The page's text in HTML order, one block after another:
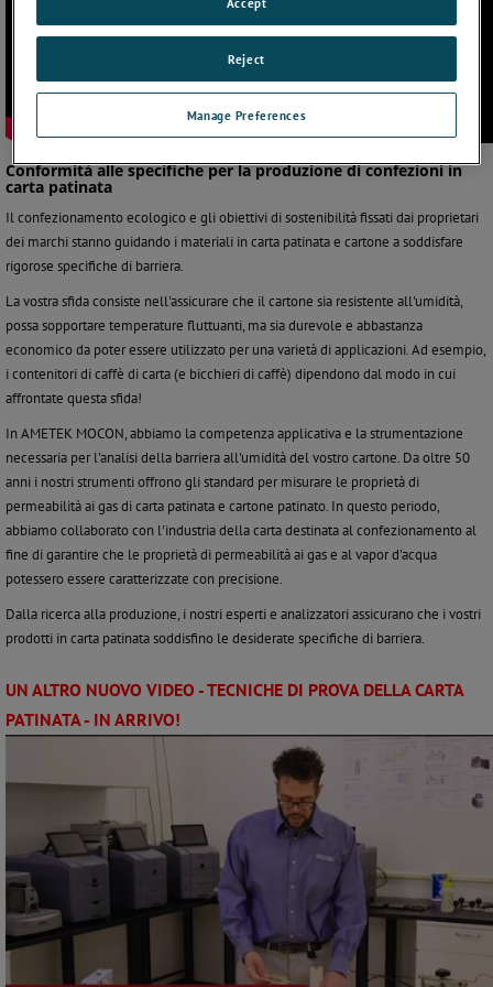
Conformità alle specifiche per la produzione di confezioni in
carta patinata
Il confezionamento ecologico e gli obiettivi di sostenibilità fissati dai proprietari
dei marchi stanno guidando i materiali in carta patinata e cartone a soddisfare
rigorose specifiche di barriera.
La vostra sfida consiste nell'assicurare che il cartone sia resistente all'umidità,
possa sopportare temperature fluttuanti, ma sia durevole e abbastanza
economico da poter essere utilizzato per una varietà di applicazioni. Ad esempio,
i contenitori di caffè di carta (e bicchieri di caffè) dipendono dal modo in cui
affrontate questa sfida!
In AMETEK MOCON, abbiamo la competenza applicativa e la strumentazione
necessaria per l'analisi della barriera all'umidità del vostro cartone. Da oltre 50
anni i nostri strumenti offrono gli standard per misurare le proprietà di
permeabilità ai gas di carta patinata e cartone patinato. In questo periodo,
abbiamo collaborato con l'industria della carta destinata al confezionamento al
fine di garantire che le proprietà di permeabilità ai gas e al vapor d'acqua
potessero essere caratterizzate con precisione.
Dalla ricerca alla produzione, i nostri esperti e analizzatori assicurano che i vostri
prodotti in carta patinata soddisfino le desiderate specifiche di barriera.
UN ALTRO NUOVO VIDEO - TECNICHE DI PROVA DELLA CARTA
PATINATA - IN ARRIVO!
Manage Preferences
Reject